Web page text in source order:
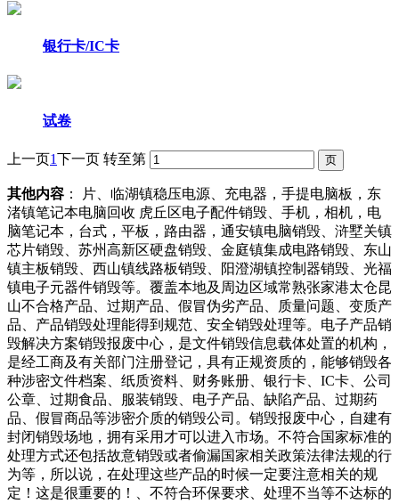
银行卡/IC卡
试卷
上一页1下一页 转至第
其他内容 ： 片、临湖镇稳压电源、充电器，手提电脑板，东
渚镇笔记本电脑回收 虎丘区电子配件销毁、手机，相机，电
脑笔记本，台式，平板，路由器，通安镇电脑销毁、浒墅关镇
芯片销毁、苏州高新区硬盘销毁、金庭镇集成电路销毁、东山
镇主板销毁、西山镇线路板销毁、阳澄湖镇控制器销毁、光福
镇电子元器件销毁等。覆盖本地及周边区域常熟张家港太仓昆
山不合格产品、过期产品、假冒伪劣产品、质量问题、变质产
品、产品销毁处理能得到规范、安全销毁处理等。电子产品销
毁解决方案销毁报废中心，是文件销毁信息载体处置的机构，
是经工商及有关部门注册登记，具有正规资质的，能够销毁各
种涉密文件档案、纸质资料、财务账册、银行卡、IC卡、公司
公章、过期食品、服装销毁、电子产品、缺陷产品、过期药
品、假冒商品等涉密介质的销毁公司。销毁报废中心，自建有
封闭销毁场地，拥有采用才可以进入市场。不符合国家标准的
处理方式还包括故意销毁或者偷漏国家相关政策法律法规的行
为等，所以说，在处理这些产品的时候一定要注意相关的规
定！这是很重要的！、不符合环保要求、处理不当等不达标的